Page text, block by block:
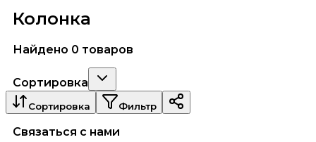
Колонка
Найдено 0 товаров
Сортировка
Сортировка Фильтр
Связаться с нами